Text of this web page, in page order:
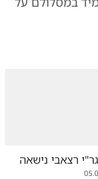
רצאבי נישאה